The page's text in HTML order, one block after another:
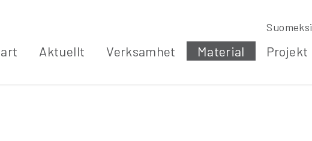
Suomeksi
Aktuellt Verksamhet Material Projekt